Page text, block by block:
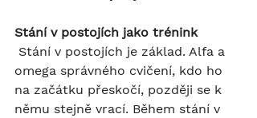
Stání v postojích jako trénink
omega správného cvičení, kdo ho
na začátku přeskočí, později se k
němu stejně vrací. Během stání v